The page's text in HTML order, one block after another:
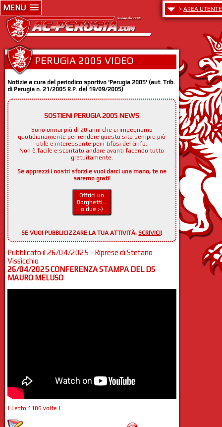
MENU > AREA UTENTE
PERUGIA 2005 VIDEO
Notizie a cura del periodico sportivo 'Perugia 2005' (aut. Trib.
di Perugia n. 21/2005 R.P. del 19/09/2005)
SOSTIENI PERUGIA 2005 NEWS
Sono ormai più di 20 anni che ci impegnamo
quotidianamente per rendere questo sito sempre più
utile e interessante per i tifosi del Grifo.
Non è facile e scontato andare avanti facendo tutto
gratuitamente.
Se apprezzi i nostri sforzi e vuoi darci una mano, te ne
saremo grati!
Offrici un
Borghetti...
o due ;-)
SE VUOI PUBBLICIZZARE LA TUA ATTIVITÀ,SCRIVICI!
Pubblicato il 26/04/2025 - Riprese di Stefano
Vissicchio
26/04/2025 CONFERENZA STAMPA DEL DS
MAURO MELUSO
| Letto 1106 volte |